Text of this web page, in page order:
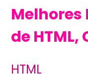
Melhores
de HTML,
HTML